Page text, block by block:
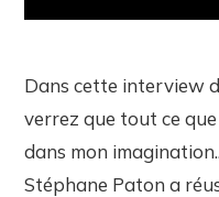
Dans cette interview
verrez que tout ce
dans mon
Stéphane Paton a